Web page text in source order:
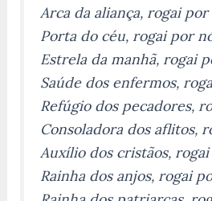
Arca da aliança, rogai por
Porta do céu, rogai por
Estrela da manhã, rogai
Saúde dos enfermos,
Refúgio dos pecadores,
Consoladora dos aflitos,
Auxílio dos cristãos,
Rainha dos anjos, rogai